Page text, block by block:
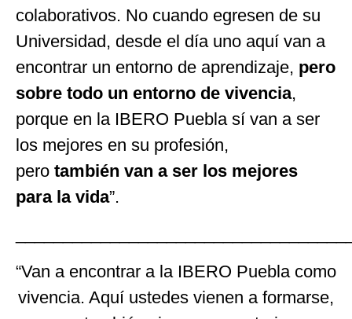
colaborativos. No cuando egresen de su
Universidad, desde el día uno aquí van a
encontrar un entorno de aprendizaje, pero
sobre todo un entorno de vivencia,
porque en la IBERO Puebla sí van a ser
los mejores en su profesión,
pero también van a ser los mejores
para la vida”.
“Van a encontrar a la IBERO Puebla como
vivencia. Aquí ustedes vienen a formarse,